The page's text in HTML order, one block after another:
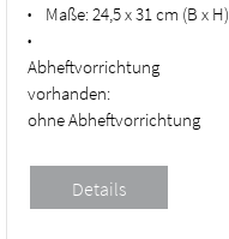
• Maße:24,5 x 31 cm (B x H)
•
Abheftvorrichtung
vorhanden:
ohne Abheftvorrichtung